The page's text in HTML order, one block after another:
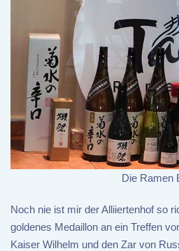
Die Ramen
Noch nie ist mir der Alliiertenhof so
goldenes Medaillon an ein Treffen
Kaiser Wilhelm und den Zar von